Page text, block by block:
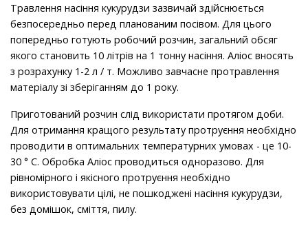
Травлення насіння кукурудзи зазвичай здійснюється
безпосередньо перед планованим посівом. Для цього
попередньо готують робочий розчин, загальний обсяг
якого становить 10 літрів на 1 тонну насіння. Аліос вносять
з розрахунку 1-2 л / т. Можливо завчасне протравлення
матеріалу зі зберіганням до 1 року.
Приготований розчин слід використати протягом доби.
Для отримання кращого результату протруєння необхідно
проводити в оптимальних температурних умовах - це 10-
30 ° C. Обробка Аліос проводиться одноразово. Для
рівномірного і якісного протруєння необхідно
використовувати цілі, не пошкоджені насіння кукурудзи,
без домішок, сміття, пилу.